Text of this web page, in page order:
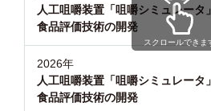
人工咀嚼装置「咀嚼シミュレータ
食品評価技術の開発
2026年
人工咀嚼装置「咀嚼シミュレータ
食品評価技術の開発
スクロールできま